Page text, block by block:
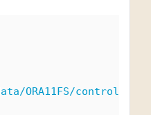
ORA11FS/